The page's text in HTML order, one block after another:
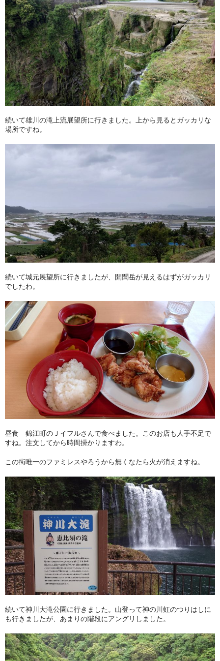
続いて雄川の滝上流展望所に行きました。上から見るとガッカリな
場所ですね。
続いて城元展望所に行きましたが、開聞岳が見えるはずがガッカリ
でしたわ。
昼食 錦江町のＪイフルさんで食べました。このお店も人手不足で
すね。注文してから時間掛かりますわ。
この街唯一のファミレスやろうから無くなたら火が消えますね。
続いて神川大滝公園に行きました。山登って神の川虹のつりはしに
も行きましたが、あまりの階段にアングリしました。